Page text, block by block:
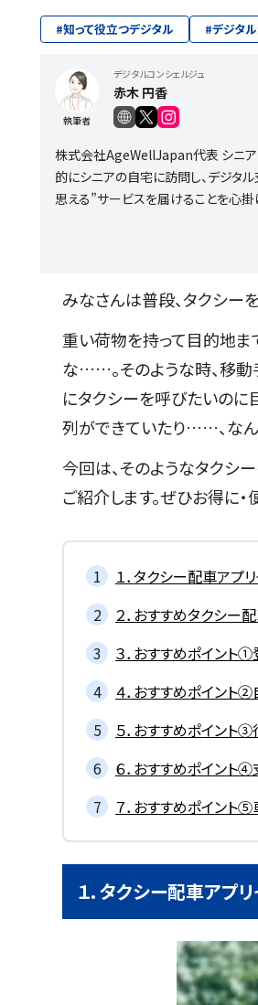
#知って役立つデジタル #デジタ
執筆者
デジタルコンシェルジュ
赤木 円香
株式会社AgeWellJapan代表 シニア
的にシニアの自宅に訪問し、デジタ
思える”サービスを届けることを心掛
みなさんは普段、タクシー
重い荷物を持って目的地ま
な……。そのような時、移動
にタクシーを呼びたいの
列ができていたり……、な
今回は、そのようなタクシ
ご紹介します。ぜひお得に
１．タクシー配車アプ
２．おすすめタクシー配
３．おすすめポイント
４．おすすめポイント
５．おすすめポイント
６．おすすめポイント
７．おすすめポイント
１．タクシー配車アプリ